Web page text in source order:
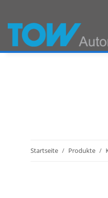
Startseite Produkte